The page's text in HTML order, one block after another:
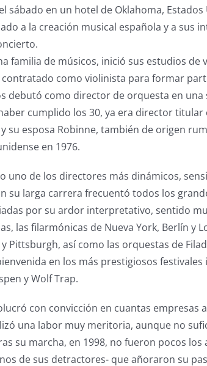
sábado en un hotel de Oklahoma,
a la creación musical española y a sus
familia de músicos, inició sus estudios de
como violinista para formar
debutó como director de orquesta en
cumplido los 30, ya era director titular
su esposa Robinne, también de origen
en 1976.
uno de los directores más dinámicos,
su larga carrera frecuentó todos los
por su ardor interpretativo, sentido
las filarmónicas de Nueva York, Berlín y
Pittsburgh, así como las orquestas de
en los más prestigiosos
y Wolf Trap.
con convicción en cuantas empresas
una labor muy meritoria, aunque no
su marcha, en 1998, no fueron pocos los
de sus detractores- que añoraron su